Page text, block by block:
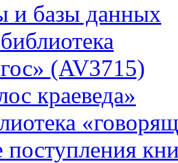
и базы данных
(AV3715)
краеведа»